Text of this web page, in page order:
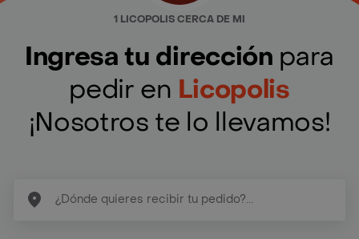
1 LICOPOLIS CERCA DE MI
Ingresa tu dirección para
pedir en Licopolis
¡Nosotros te lo llevamos!